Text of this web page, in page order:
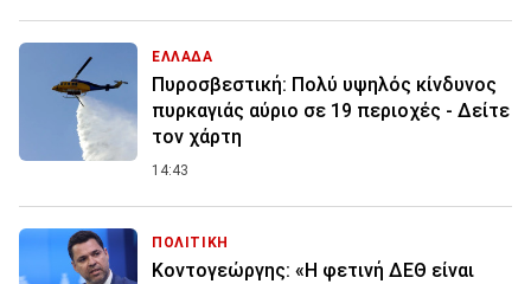
ΕΛΛΑΔΑ
Πυροσβεστική: Πολύ υψηλός κίνδυνος
πυρκαγιάς αύριο σε 19 περιοχές - Δείτε
τον χάρτη
14:43
ΠΟΛΙΤΙΚΗ
Κοντογεώργης: «Η φετινή ΔΕΘ είναι